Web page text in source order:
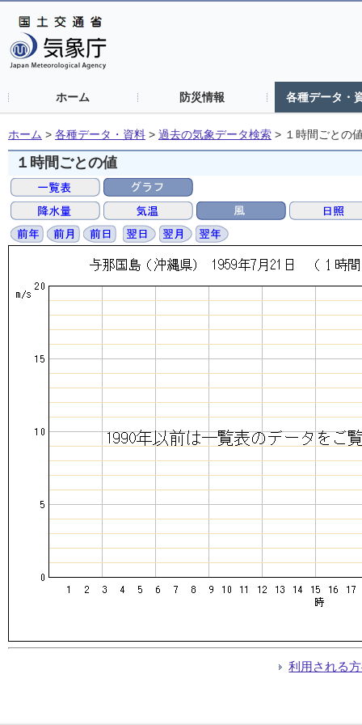
ホーム 防災情報 各種データ・
ホーム > 各種データ・資料 > 過去の気象データ検索 > １時間ごとの
１時間ごとの値
利用される